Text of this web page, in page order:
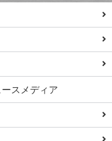
スメディア